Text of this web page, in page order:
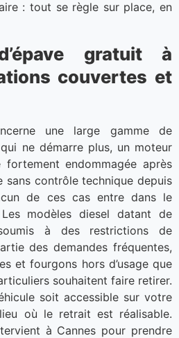
: tout se règle sur place, en
gratuit à
couvertes et
une large gamme de
ne démarre plus, un moteur
fortement endommagée après
sans contrôle technique depuis
de ces cas entre dans le
modèles diesel datant de
à des restrictions de
des demandes fréquentes,
et fourgons hors d’usage que
souhaitent faire retirer.
soit accessible sur votre
où le retrait est réalisable.
à Cannes pour prendre